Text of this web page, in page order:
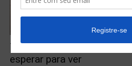
7 caminhonetes elétricas
esperar para ver